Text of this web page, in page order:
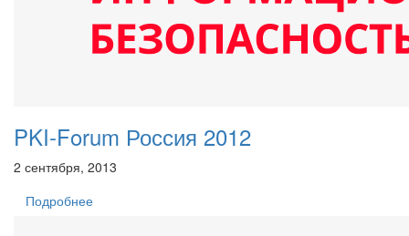
PKI-Forum Россия 2012
2 сентября, 2013
Подробнее